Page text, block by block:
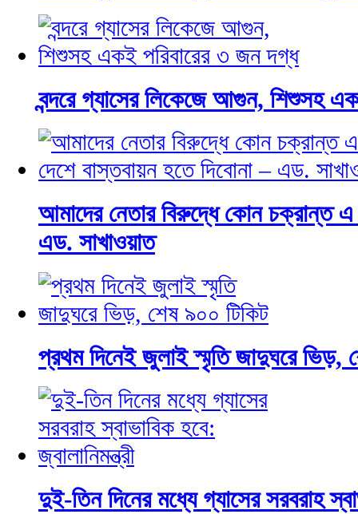
বন্দরে গ্যাসের লিকেজে আগুন, শিশুসহ
আমাদের নেতার বিরুদ্ধে কোন চক্রান্ত এ
এড. সাখাওয়াত
প্রথম দিনেই জুলাই স্মৃতি জাদুঘরে ভিড়,
দুই-তিন দিনের মধ্যে গ্যাসের সরবরাহ